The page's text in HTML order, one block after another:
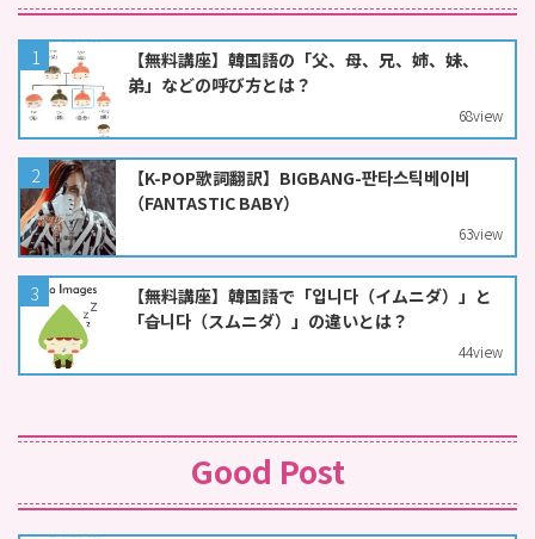
【無料講座】韓国語の「父、母、兄、姉、妹、
弟」などの呼び方とは？
68view
【K-POP歌詞翻訳】BIGBANG-판타스틱베이비
（FANTASTIC BABY）
63view
【無料講座】韓国語で「입니다（イムニダ）」と
「습니다（スムニダ）」の違いとは？
44view
Good Post